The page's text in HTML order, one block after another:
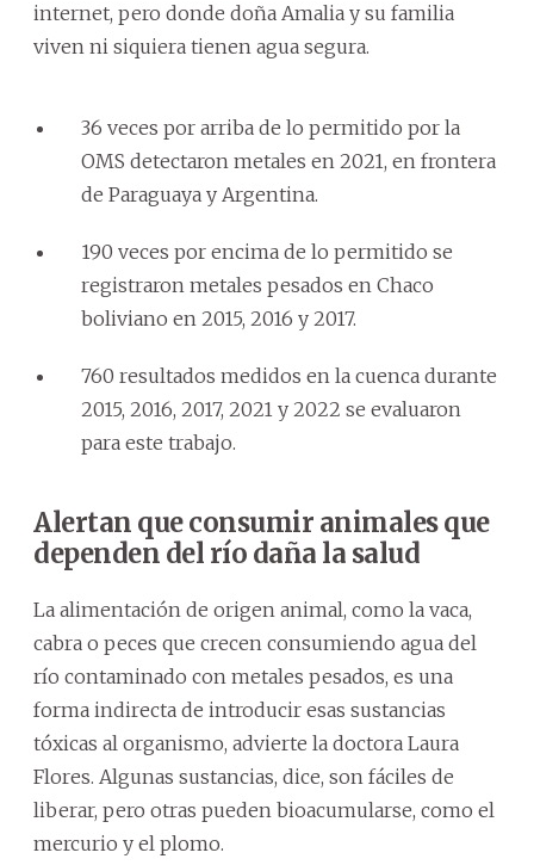
internet, pero donde doña Amalia y su familia
viven ni siquiera tienen agua segura.
36 veces por arriba de lo permitido por la
OMS detectaron metales en 2021, en frontera
de Paraguaya y Argentina.
190 veces por encima de lo permitido se
registraron metales pesados en Chaco
boliviano en 2015, 2016 y 2017.
760 resultados medidos en la cuenca durante
2015, 2016, 2017, 2021 y 2022 se evaluaron
para este trabajo.
Alertan que consumir animales que
dependen del río daña la salud
La alimentación de origen animal, como la vaca,
cabra o peces que crecen consumiendo agua del
río contaminado con metales pesados, es una
forma indirecta de introducir esas sustancias
tóxicas al organismo, advierte la doctora Laura
Flores. Algunas sustancias, dice, son fáciles de
liberar, pero otras pueden bioacumularse, como el
mercurio y el plomo.